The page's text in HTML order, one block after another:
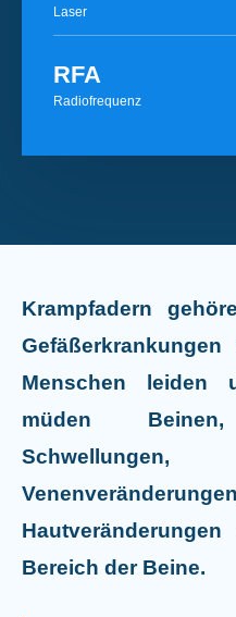
Laser
RFA
Radiofrequenz
Krampfadern
Menschen leiden
müden Beinen,
Bereich der Beine.